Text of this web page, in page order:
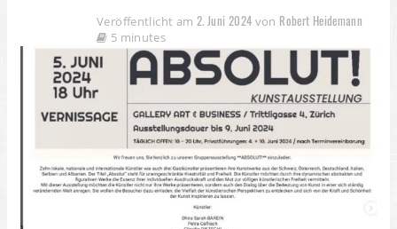
Veröffentlicht am 2. Juni 2024 von Robert Heidemann
5 minutes